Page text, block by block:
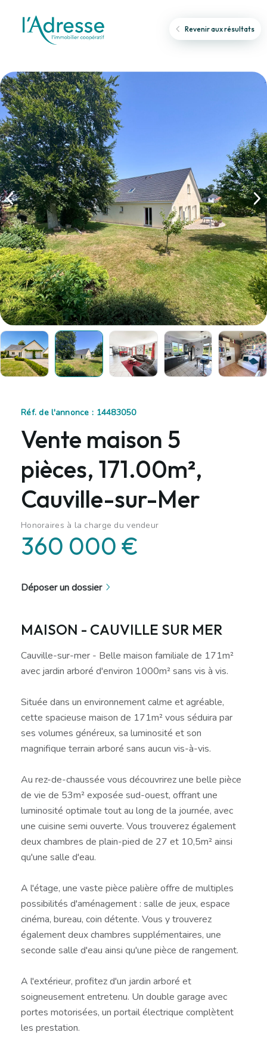
Revenir aux résultats
Réf. de l'annonce : 14483050
Vente maison 5
pièces, 171.00m²,
Cauville-sur-Mer
Honoraires à la charge du vendeur
360 000 €
Déposer un dossier
MAISON - CAUVILLE SUR MER
Cauville-sur-mer - Belle maison familiale de 171m²
avec jardin arboré d'environ 1000m² sans vis à vis.
Située dans un environnement calme et agréable,
cette spacieuse maison de 171m² vous séduira par
ses volumes généreux, sa luminosité et son
magnifique terrain arboré sans aucun vis-à-vis.
Au rez-de-chaussée vous découvrirez une belle pièce
de vie de 53m² exposée sud-ouest, offrant une
luminosité optimale tout au long de la journée, avec
une cuisine semi ouverte. Vous trouverez également
deux chambres de plain-pied de 27 et 10,5m² ainsi
qu'une salle d'eau.
A l'étage, une vaste pièce palière offre de multiples
possibilités d'aménagement : salle de jeux, espace
cinéma, bureau, coin détente. Vous y trouverez
également deux chambres supplémentaires, une
seconde salle d'eau ainsi qu'une pièce de rangement.
A l'extérieur, profitez d'un jardin arboré et
soigneusement entretenu. Un double garage avec
portes motorisées, un portail électrique complètent
les prestation.